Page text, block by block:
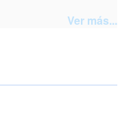
Ver más...